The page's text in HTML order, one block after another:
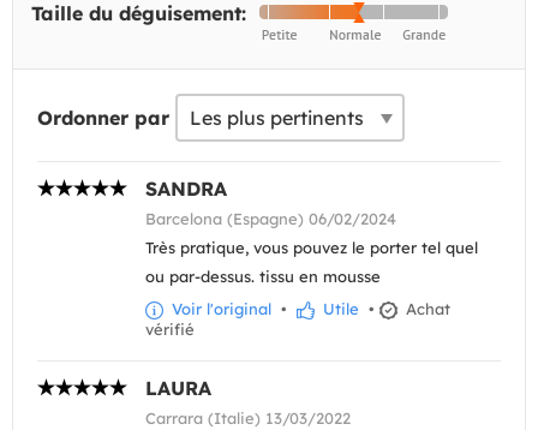
Taille du déguisement:
Ordonner par
SANDRA
Barcelona (Espagne) 06/02/2024
Très pratique, vous pouvez le porter tel quel
ou par-dessus. tissu en mousse
Voir l'original • Utile •
Achat
vérifié
LAURA
Carrara (Italie) 13/03/2022